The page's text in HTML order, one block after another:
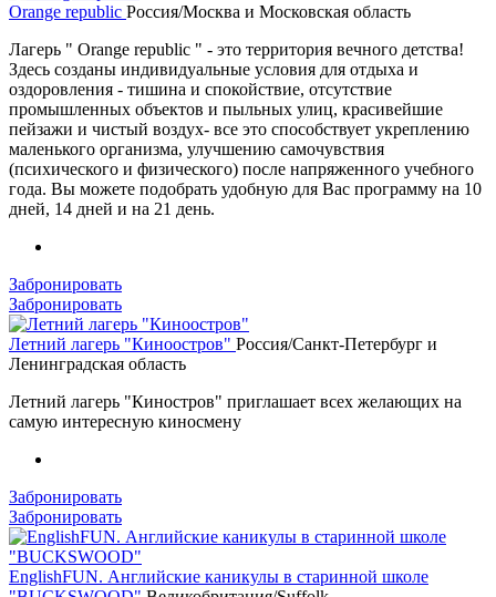
Orange republic Россия/Москва и Московская область
Лагерь " Orange republic " - это территория вечного детства!
Здесь созданы индивидуальные условия для отдыха и
оздоровления - тишина и спокойствие, отсутствие
промышленных объектов и пыльных улиц, красивейшие
пейзажи и чистый воздух- все это способствует укреплению
маленького организма, улучшению самочувствия
(психического и физического) после напряженного учебного
года. Вы можете подобрать удобную для Вас программу на 10
дней, 14 дней и на 21 день.
Забронировать
Забронировать
Летний лагерь "Киноостров" Россия/Санкт-Петербург и
Ленинградская область
Летний лагерь "Киностров" приглашает всех желающих на
самую интересную киносмену
Забронировать
Забронировать
EnglishFUN. Английские каникулы в старинной школе